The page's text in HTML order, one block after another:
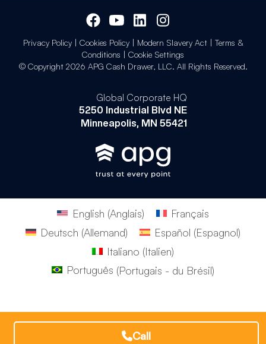
Call
Privacy Policy| Cookies Policy| Modern Slavery Act| Terms &
Conditions
Cookie Settings
© Copyright 2026 APG Cash Drawer, LLC. All Rights Reserved.
Global Corporate HQ
5250 Industrial Blvd NE
Minneapolis, MN 55421
English (Anglais)
Français
Deutsch (Allemand) Español (Espagnol)
Italiano (Italien)
Português (Portugais - du Brésil)